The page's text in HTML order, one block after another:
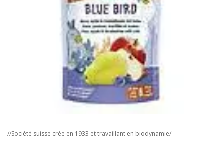
//Société suisse crée en 1933 et travaillant en biodynamie/